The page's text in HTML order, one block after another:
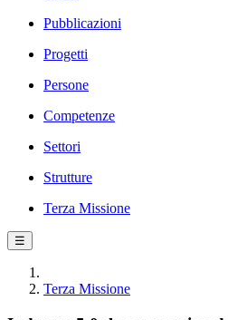
Pubblicazioni
Progetti
Persone
Competenze
Settori
Strutture
Terza Missione
☰
Terza Missione